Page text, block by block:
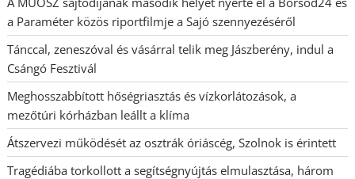
a Paraméter közös riportfilmje a Sajó szennyezéséről
Tánccal, zeneszóval és vásárral telik meg Jászberény, indul a
Csángó Fesztivál
Meghosszabbított hőségriasztás és vízkorlátozások, a
mezőtúri kórházban leállt a klíma
Átszervezi működését az osztrák óriáscég, Szolnok is érintett
Tragédiába torkollott a segítségnyújtás elmulasztása, három